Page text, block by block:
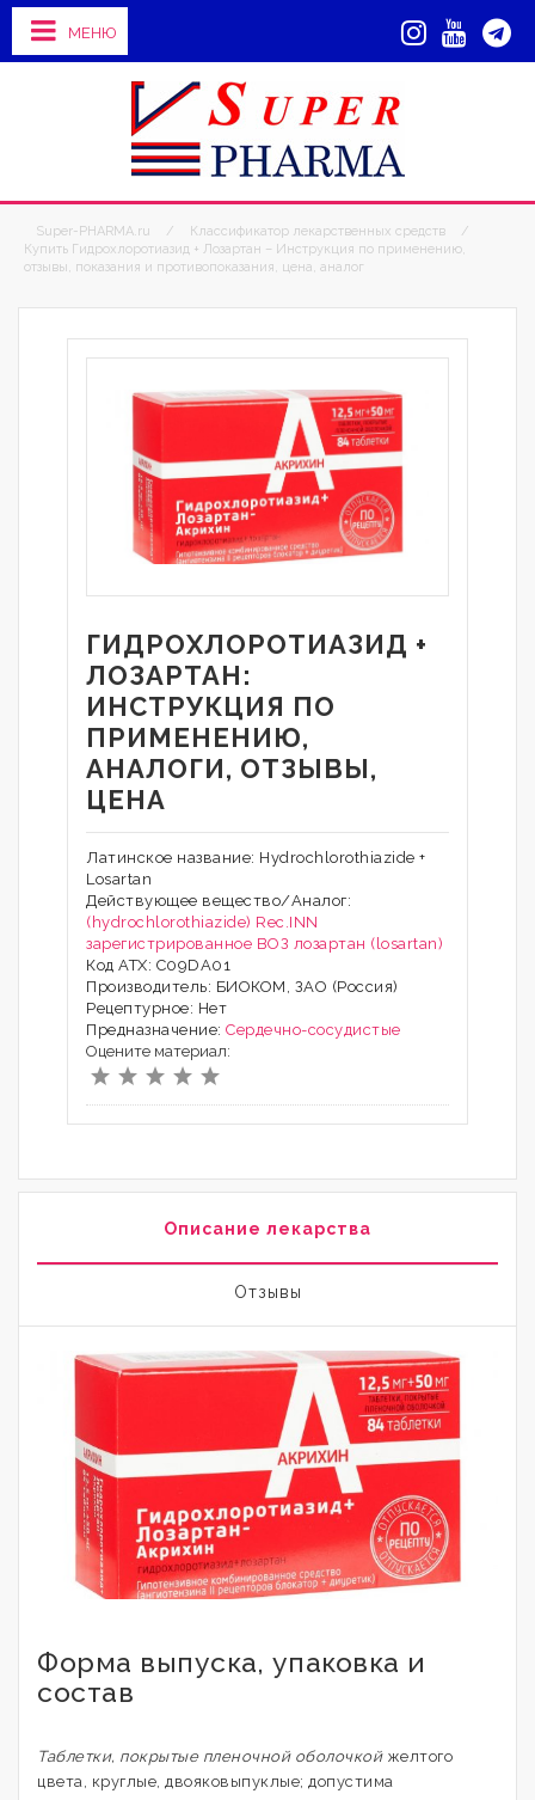
МЕНЮ
Super-PHARMA.ru / Классификатор лекарственных средств
/
Купить Гидрохлоротиазид + Лозартан – Инструкция по применению,
отзывы, показания и противопоказания, цена, аналог
ГИДРОХЛОРОТИАЗИД +
ЛОЗАРТАН:
ИНСТРУКЦИЯ ПО
ПРИМЕНЕНИЮ,
АНАЛОГИ, ОТЗЫВЫ,
ЦЕНА
Латинское название: Hydrochlorothiazide +
Losartan
Действующее вещество/Аналог:
(hydrochlorothiazide) Rec.INN
зарегистрированное ВОЗ лозартан (losartan)
Код АТХ: C09DA01
Производитель: БИОКОМ, ЗАО (Россия)
Рецептурное: Нет
Предназначение: Сердечно-сосудистые
Оцените материал:
Описание лекарства
Отзывы
Форма выпуска, упаковка и
состав
Таблетки, покрытые пленочной оболочкойжелтого
цвета, круглые, двояковыпуклые; допустима